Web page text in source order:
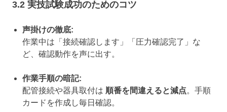
3.2 実技試験成功のためのコツ
声掛けの徹底:
作業中は「接続確認します」「圧力確認完了」な
ど、確認動作を声に出す。
作業手順の暗記:
配管接続や器具取付は 順番を間違えると減点。手順
カードを作成し毎日確認。